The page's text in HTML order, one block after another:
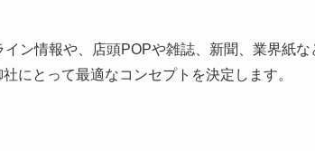
ン情報や、店頭POPや雑誌、新聞、業界紙
にとって最適なコンセプトを決定します。